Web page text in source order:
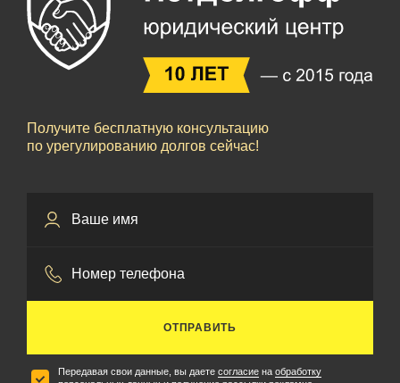
Получите бесплатную консультацию
по урегулированию долгов сейчас!
ОТПРАВИТЬ
Передавая свои данные, вы даете согласие на обработку